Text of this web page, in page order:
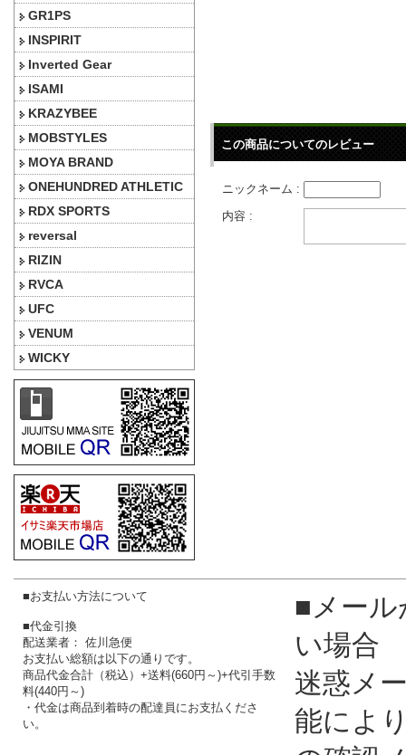
GR1PS
INSPIRIT
Inverted Gear
ISAMI
KRAZYBEE
MOBSTYLES
MOYA BRAND
ONEHUNDRED ATHLETIC
RDX SPORTS
reversal
RIZIN
RVCA
UFC
VENUM
WICKY
この商品についてのレビュー
ニックネーム :
内容 :
■お支払い方法について
■代金引換
配送業者： 佐川急便
お支払い総額は以下の通りです。
商品代金合計（税込）+送料(660円～)+代引手数
料(440円～)
・代金は商品到着時の配達員にお支払くださ
い。
■メール
い場合
迷惑メ
能によ